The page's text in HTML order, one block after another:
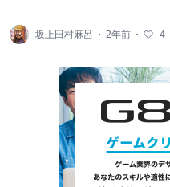
坂上田村麻呂 ・ 2年前 ・ 4